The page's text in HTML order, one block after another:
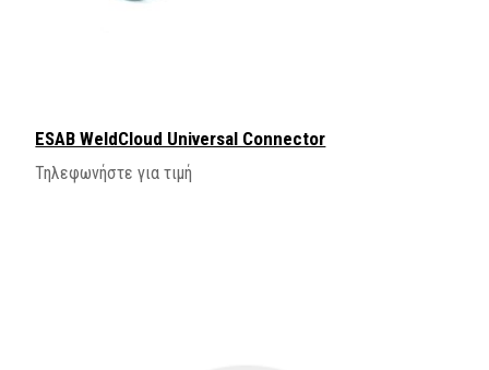
ESAB WeldCloud Universal Connector
Τηλεφωνήστε για τιμή